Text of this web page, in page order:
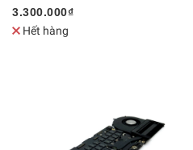
3.300.000₫
Hết hàng